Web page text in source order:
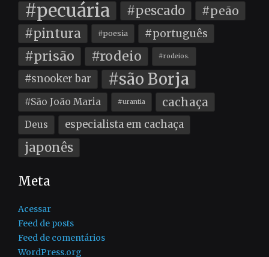
#pecuária
#pescado #peão
#pintura #poesia #português
#prisão #rodeio #rodeios.
#snooker bar #são Borja
#São João Maria #urantia cachaça
Deus especialista em cachaça
japonês
Meta
Acessar
Feed de posts
Feed de comentários
WordPress.org